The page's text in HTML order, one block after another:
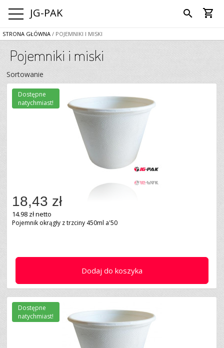
JG-PAK search shopping_cart
STRONA GŁÓWNA / POJEMNIKI I MISKI
Pojemniki i miski
Sortowanie
Dodaj do koszyka
18,43 zł
14.98 zł netto
Pojemnik okrągły z trzciny 450ml a'50
Dostępne
natychmiast!
Dostępne
natychmiast!